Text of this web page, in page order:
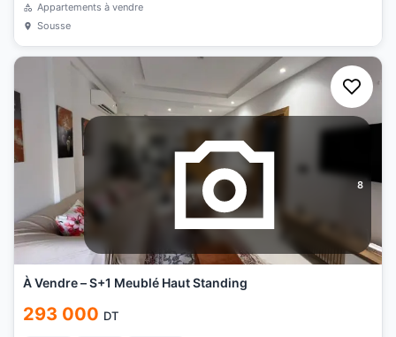
Appartements à vendre
Sousse
8
À Vendre – S+1 Meublé Haut Standing
293 000 DT